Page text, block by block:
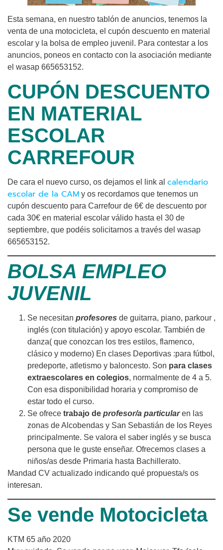
Esta semana, en nuestro tablón de anuncios, tenemos la
venta de una motocicleta, el cupón descuento en material
escolar y la bolsa de empleo juvenil. Para contestar a los
anuncios, poneos en contacto con la asociación mediante
el wasap 665653152.
CUPÓN DESCUENTO
EN MATERIAL
ESCOLAR
CARREFOUR
De cara el nuevo curso, os dejamos el link al calendario
escolar de la CAM y os recordamos que tenemos un
cupón descuento para Carrefour de 6€ de descuento por
cada 30€ en material escolar válido hasta el 30 de
septiembre, que podéis solicitarnos a través del wasap
665653152.
BOLSA EMPLEO
JUVENIL
Se necesitan profesores de guitarra, piano, parkour ,
inglés (con titulación) y apoyo escolar. También de
danza( que conozcan los tres estilos, flamenco,
clásico y moderno) En clases Deportivas :para fútbol,
predeporte, atletismo y baloncesto. Son para clases
extraescolares en colegios, normalmente de 4 a 5.
Con esa disponibilidad horaria y compromiso de
estar todo el curso.
Se ofrece trabajo de profesor/a particular en las
zonas de Alcobendas y San Sebastián de los Reyes
principalmente. Se valora el saber inglés y se busca
persona que le guste enseñar. Ofrecemos clases a
niños/as desde Primaria hasta Bachillerato.
Mandad CV actualizado indicando qué propuesta/s os
interesan.
Se vende Motocicleta
KTM 65 año 2020